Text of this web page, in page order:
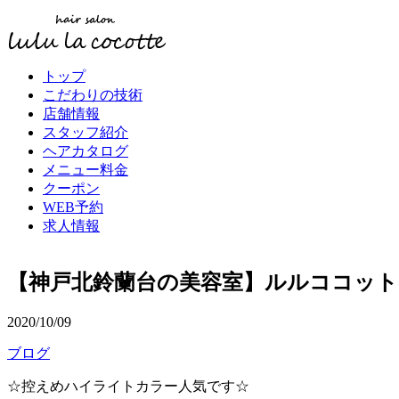
トップ
こだわりの技術
店舗情報
スタッフ紹介
ヘアカタログ
メニュー料金
クーポン
WEB予約
求人情報
【神戸北鈴蘭台の美容室】ルルココッ
2020/10/09
ブログ
☆控えめハイライトカラー人気です☆